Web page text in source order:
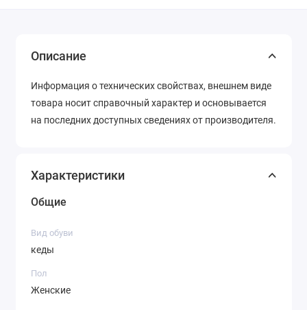
Описание
Информация о технических свойствах, внешнем виде
товара носит справочный характер и основывается
на последних доступных сведениях от производителя.
Характеристики
Общие
Вид обуви
кеды
Пол
Женские